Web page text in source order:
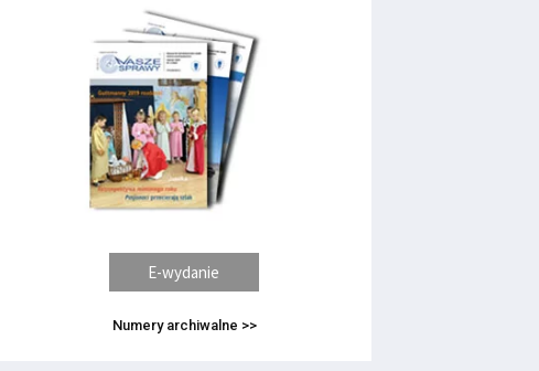
E-wydanie
Numery archiwalne >>